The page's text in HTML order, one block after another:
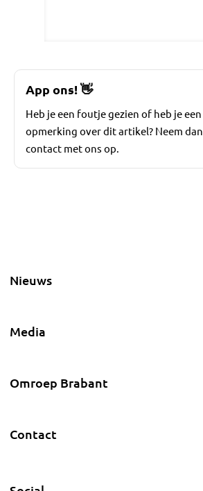
App ons!👋
Heb je een foutje gezien of heb je een
opmerking over dit artikel? Neem dan
contact met ons op.
Nieuws
Media
Omroep Brabant
Contact